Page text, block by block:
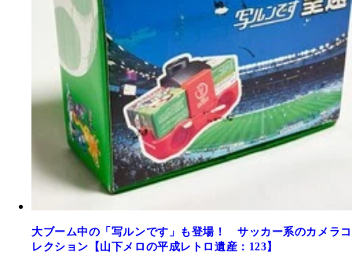
大ブーム中の「写ルンです」も登場！ サッカー系のカメラコ
レクション【山下メロの平成レトロ遺産：123】